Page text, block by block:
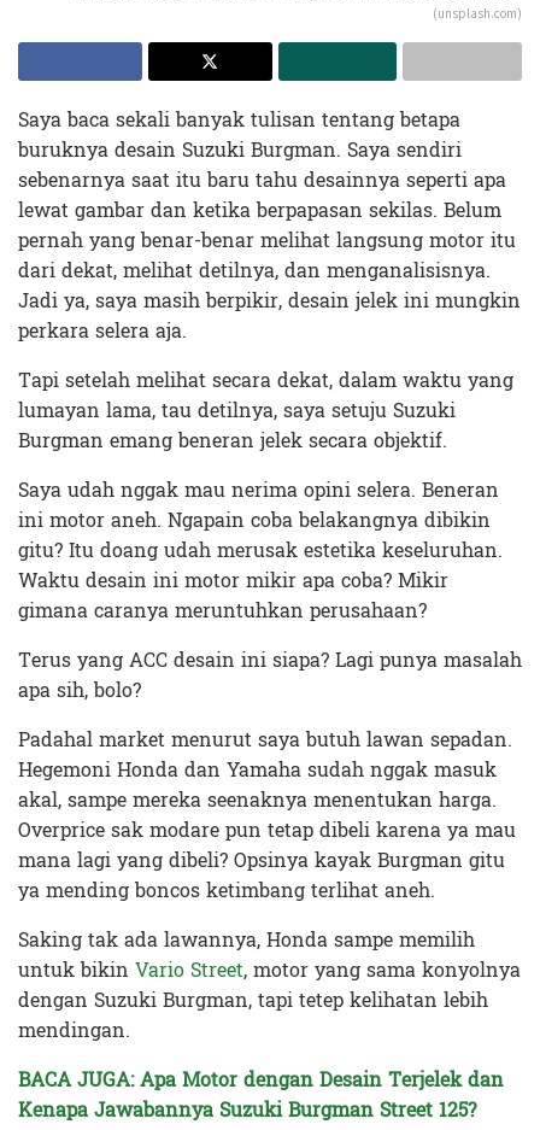
(unsplash.com)
Saya baca sekali banyak tulisan tentang betapa
buruknya desain Suzuki Burgman. Saya sendiri
sebenarnya saat itu baru tahu desainnya seperti apa
lewat gambar dan ketika berpapasan sekilas. Belum
pernah yang benar-benar melihat langsung motor itu
dari dekat, melihat detilnya, dan menganalisisnya.
Jadi ya, saya masih berpikir, desain jelek ini mungkin
perkara selera aja.
Tapi setelah melihat secara dekat, dalam waktu yang
lumayan lama, tau detilnya, saya setuju Suzuki
Burgman emang beneran jelek secara objektif.
Saya udah nggak mau nerima opini selera. Beneran
ini motor aneh. Ngapain coba belakangnya dibikin
gitu? Itu doang udah merusak estetika keseluruhan.
Waktu desain ini motor mikir apa coba? Mikir
gimana caranya meruntuhkan perusahaan?
Terus yang ACC desain ini siapa? Lagi punya masalah
apa sih, bolo?
Padahal market menurut saya butuh lawan sepadan.
Hegemoni Honda dan Yamaha sudah nggak masuk
akal, sampe mereka seenaknya menentukan harga.
Overprice sak modare pun tetap dibeli karena ya mau
mana lagi yang dibeli? Opsinya kayak Burgman gitu
ya mending boncos ketimbang terlihat aneh.
Saking tak ada lawannya, Honda sampe memilih
untuk bikin Vario Street, motor yang sama konyolnya
dengan Suzuki Burgman, tapi tetep kelihatan lebih
mendingan.
BACA JUGA: Apa Motor dengan Desain Terjelek dan
Kenapa Jawabannya Suzuki Burgman Street 125?